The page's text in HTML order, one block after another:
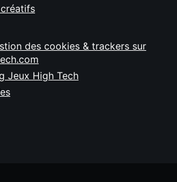
des cookies & trackers sur
Jeux High Tech